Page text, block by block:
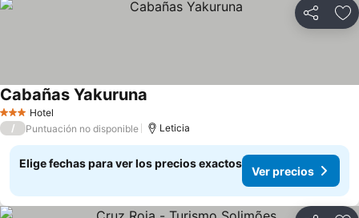
Compartir
3 Estrellas
Hotel
Cabañas Yakuruna
/ Puntuación no disponible Leticia
Elige fechas para ver los precios exactos
Ver precios